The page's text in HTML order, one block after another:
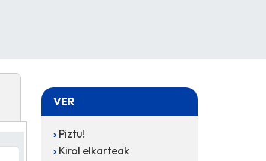
VER
Piztu!
Kirol elkarteak